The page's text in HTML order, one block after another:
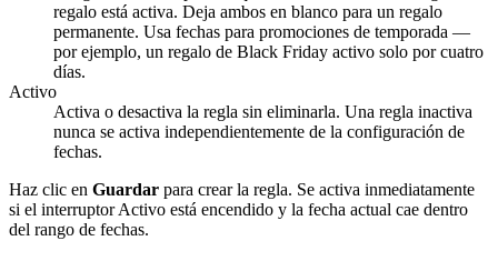
regalo está activa. Deja ambos en blanco para un regalo
permanente. Usa fechas para promociones de temporada —
por ejemplo, un regalo de Black Friday activo solo por cuatro
días.
Activo
Activa o desactiva la regla sin eliminarla. Una regla inactiva
nunca se activa independientemente de la configuración de
fechas.
Haz clic en Guardar para crear la regla. Se activa inmediatamente
si el interruptor Activo está encendido y la fecha actual cae dentro
del rango de fechas.